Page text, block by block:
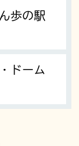
歩の駅
ドーム